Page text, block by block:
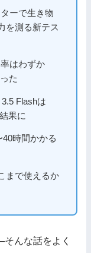
ーで生き物
を測る新テス
はわずか
た
Flashは
果に
時間かかる
まで使えるか
んな話をよく